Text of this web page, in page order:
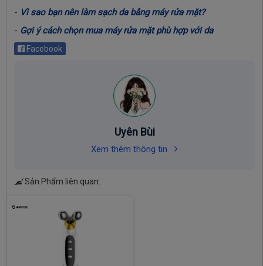
- Vì sao bạn nên làm sạch da bằng máy rửa mặt?
- Gợi ý cách chọn mua máy rửa mặt phù hợp với da
Facebook
Uyên Bùi
Xem thêm thông tin
Sản Phẩm liên quan: